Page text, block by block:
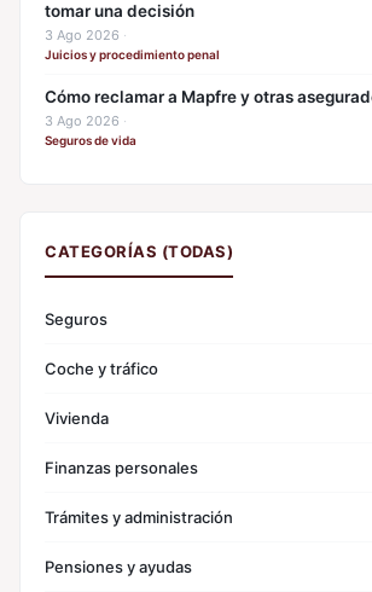
tomar una decisión
3 Ago 2026 ·
Juicios y procedimiento penal
Cómo reclamar a Mapfre y otras
3 Ago 2026 ·
Seguros de vida
CATEGORÍAS (TODAS)
Seguros
Coche y tráfico
Vivienda
Finanzas personales
Trámites y administración
Pensiones y ayudas